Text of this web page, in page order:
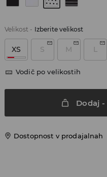
Velikost - Izberite velikost
XS S M L
Vodič po velikostih
Dodaj -
Dostopnost v prodajalnah